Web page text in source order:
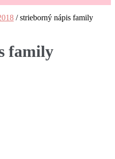
/strieborný nápis family
family